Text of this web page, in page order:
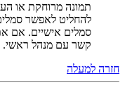
תמונה מרוחקת או
להחליט לאפשר
סמלים אישיים. אם
קשר עם מנהל ראשי.
חזרה למעלה